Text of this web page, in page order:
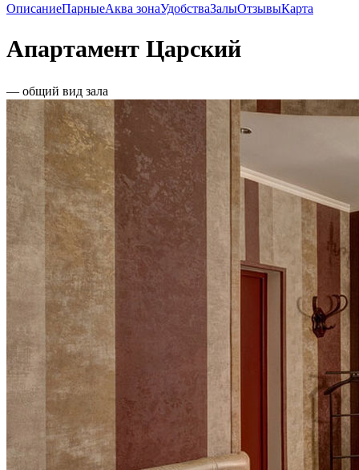
ОписаниеПарныеАква зонаУдобстваЗалыОтзывыКарта
Апартамент Царский
— общий вид зала